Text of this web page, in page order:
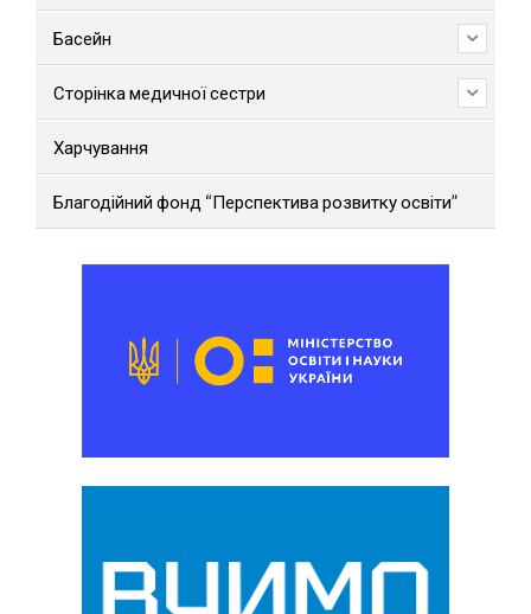
Басейн
Сторінка медичної сестри
Харчування
Благодійний фонд “Перспектива розвитку освіти”